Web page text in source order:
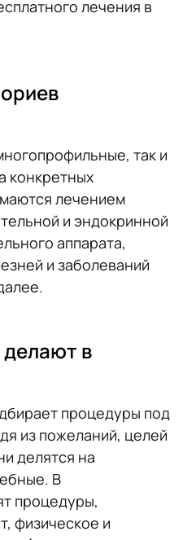
лечения в
так и
конкретных
лечением
и эндокринной
аппарата,
и заболеваний
в
процедуры под
из пожеланий, целей
делятся на
В
процедуры,
физическое и